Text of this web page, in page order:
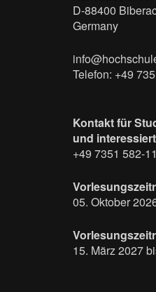
D-88400
Germany
Telefon: +49
Kontakt für
und
+49 7351 582-
05. Oktober
15. März 2027